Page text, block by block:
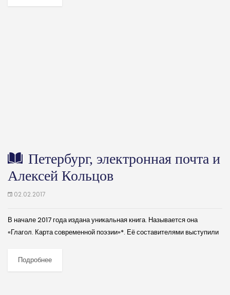
Петербург, электронная почта и
Алексей Кольцов
02.02.2017
В начале 2017 года издана уникальная книга. Называется она
«Глагол. Карта современной поэзии»*. Её составителями выступили
Тихомиров-Тихвинский. Мотивация на создание...
Подробнее